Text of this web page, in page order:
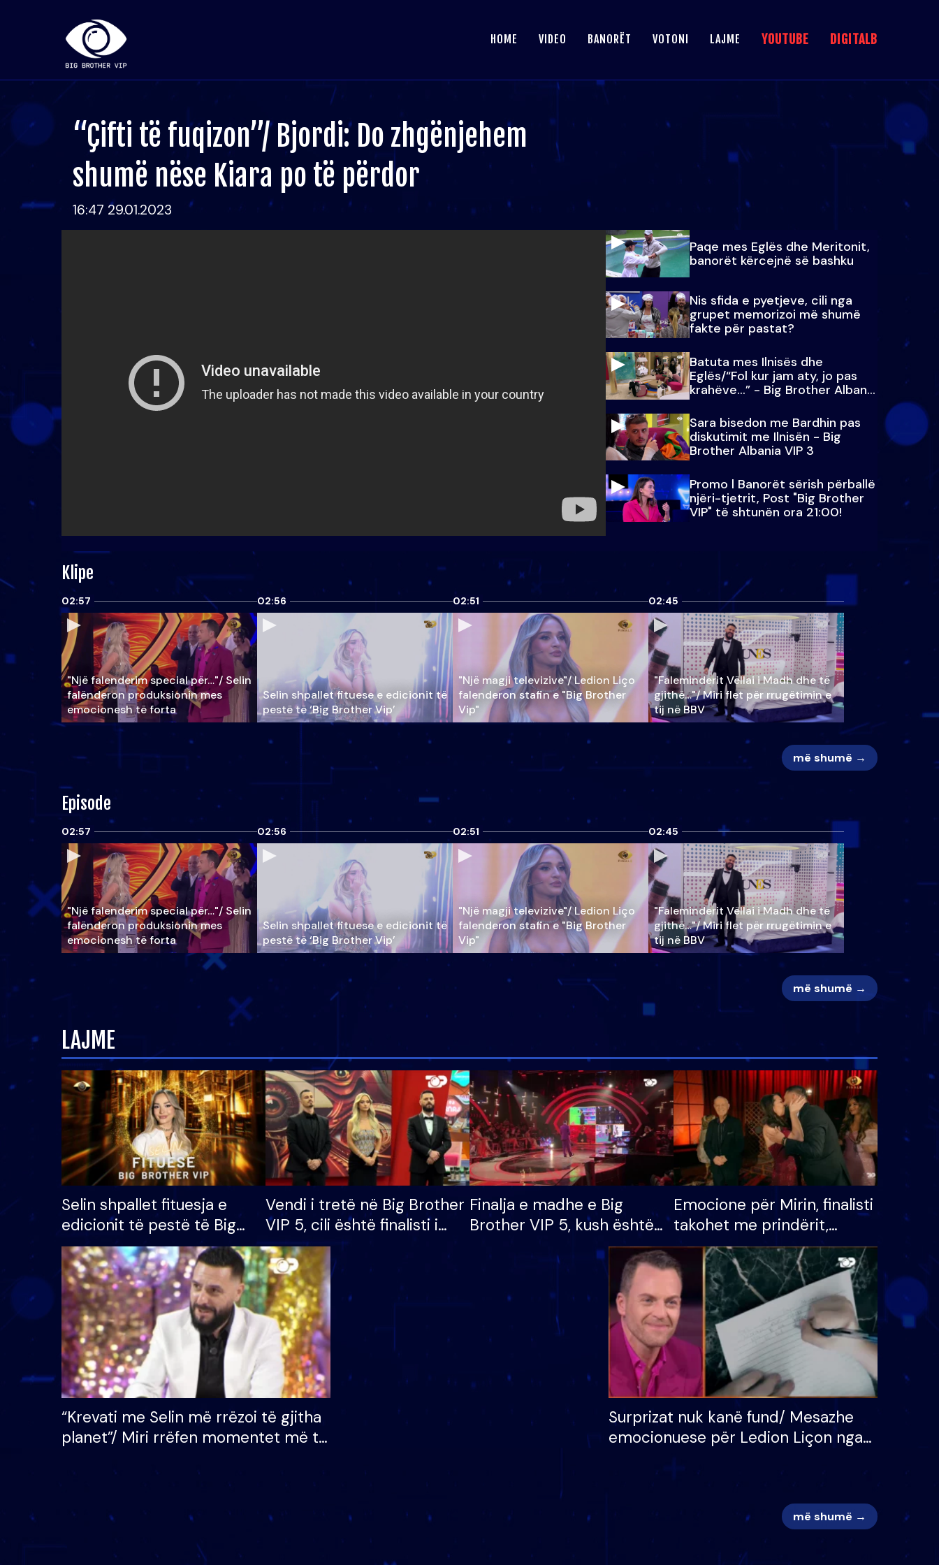
HOME VIDEO BANORËT VOTONI LAJME YOUTUBE DIGITALB
“Çifti të fuqizon”/ Bjordi: Do zhgënjehem
shumë nëse Kiara po të përdor
16:47 29.01.2023
Paqe mes Eglës dhe Meritonit,
banorët kërcejnë së bashku
Nis sfida e pyetjeve, cili nga
grupet memorizoi më shumë
fakte për pastat?
Batuta mes Ilnisës dhe
Eglës/“Fol kur jam aty, jo pas
krahëve…” - Big Brother Albania
VIP 3
Sara bisedon me Bardhin pas
diskutimit me Ilnisën - Big
Brother Albania VIP 3
Promo l Banorët sërish përballë
njëri-tjetrit, Post "Big Brother
VIP" të shtunën ora 21:00!
Klipe
02:57
"Një falenderim special për…"/ Selin
falënderon produksionin mes
emocionesh të forta
02:56
Selin shpallet fituese e edicionit të
pestë të ‘Big Brother Vip’
02:51
"Një magji televizive"/ Ledion Liço
falenderon stafin e "Big Brother
Vip"
02:45
"Faleminderit Vëllai i Madh dhe të
gjithë…"/ Miri flet për rrugëtimin e
tij në BBV
më shumë →
Episode
02:57
"Një falenderim special për…"/ Selin
falënderon produksionin mes
emocionesh të forta
02:56
Selin shpallet fituese e edicionit të
pestë të ‘Big Brother Vip’
02:51
"Një magji televizive"/ Ledion Liço
falenderon stafin e "Big Brother
Vip"
02:45
"Faleminderit Vëllai i Madh dhe të
gjithë…"/ Miri flet për rrugëtimin e
tij në BBV
më shumë →
LAJME
Selin shpallet fituesja e
edicionit të pestë të Big
Brother VIP, rrëmben
çmimin e madh prej 100
mijë eurosh
Vendi i tretë në Big Brother
VIP 5, cili është finalisti i
radhës që lë shtëpinë
Finalja e madhe e Big
Brother VIP 5, kush është
banori i parë që lë shtëpinë
dhe humb mundësinë për
të fituar çmimin e madh
Emocione për Mirin, finalisti
takohet me prindërit,
vajzën dhe bashkëshorten:
S’kemi ndonjë letër divorci
apo jo?
“Krevati me Selin më rrëzoi të gjitha
planet”/ Miri rrëfen momentet më të
mungojë zilja e mëngjesit kur…
Surprizat nuk kanë fund/ Mesazhe
emocionuese për Ledion Liçon nga
më shumë →